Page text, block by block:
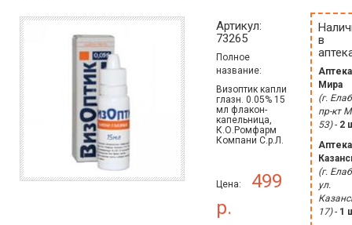
Артикул:
73265
Полное
название:
Визоптик капли
глазн. 0.05% 15
мл флакон-
капельница,
К.О.Ромфарм
Компани С.р.Л.
Цена:
499
р.
в
Мира
(г.
пр-кт
53)- 2
(г.
ул.
17)- 1